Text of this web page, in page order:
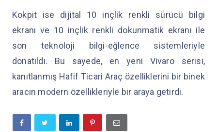
Kokpit ise dijital 10 inçlik renkli sürücü bilgi
ekranı ve 10 inçlik renkli dokunmatik ekranı ile
son teknoloji bilgi-eğlence sistemleriyle
donatıldı. Bu sayede, en yeni Vivaro serisi,
kanıtlanmış Hafif Ticari Araç özelliklerini bir binek
aracın modern özellikleriyle bir araya getirdi.